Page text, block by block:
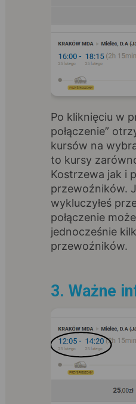
Po kliknięciu w
połączenie”
kursów na
to kursy
Kostrzewa jak i
przewoźników.
wykluczyłeś
połączenie
jednocześnie
przewoźników.
3. Ważne